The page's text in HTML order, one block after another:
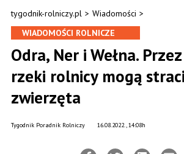
tygodnik-rolniczy.pl > Wiadomości >
WIADOMOŚCI ROLNICZE
Odra, Ner i Wełna.
rzeki rolnicy mogą
zwierzęta
16.08.2022., 14:08h
Tygodnik Poradnik Rolniczy